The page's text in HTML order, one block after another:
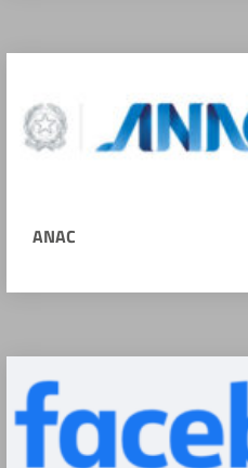
ANAC